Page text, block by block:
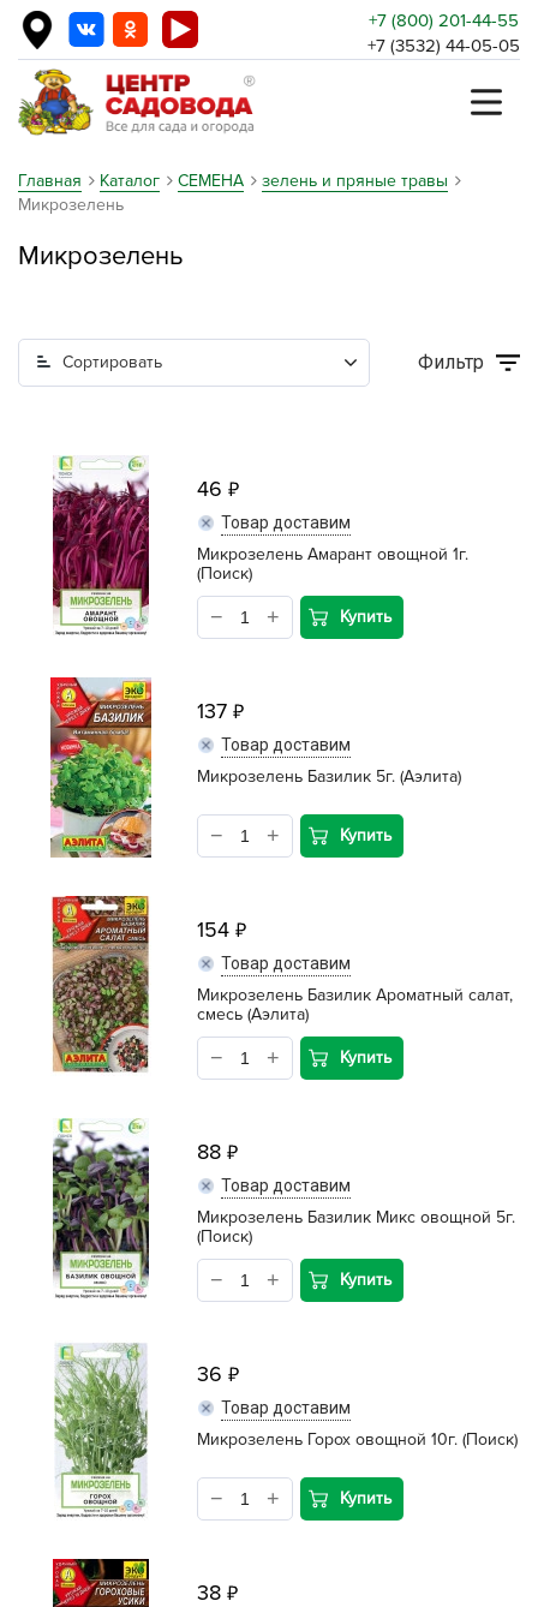
+7 (800) 201-44-55
+7 (3532) 44-05-05
Главная Каталог СЕМЕНА
зелень и пряные травы
Микрозелень
Микрозелень
Сортировать Фильтр
46
Товар доставим
Микрозелень Амарант овощной 1г.
(Поиск)
Купить
137
Товар доставим
Микрозелень Базилик 5г. (Аэлита)
Купить
154
Товар доставим
Микрозелень Базилик Ароматный салат,
смесь (Аэлита)
Купить
88
Товар доставим
Микрозелень Базилик Микс овощной 5г.
(Поиск)
Купить
36
Товар доставим
Микрозелень Горох овощной 10г. (Поиск)
Купить
38